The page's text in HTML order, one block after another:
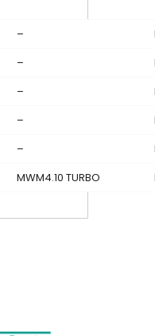
–
–
–
–
–
MWM4.10 TURBO